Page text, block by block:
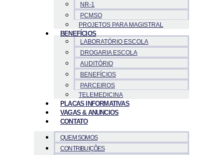
NR-1
PCMSO
PROJETOS PARA MAGISTRAL
BENEFÍCIOS
LABORATÓRIO ESCOLA
DROGARIA ESCOLA
AUDITÓRIO
BENEFÍCIOS
PARCEIROS
TELEMEDICINA
PLACAS INFORMATIVAS
VAGAS & ANUNCIOS
CONTATO
QUEM SOMOS
CONTRIBUIÇÕES